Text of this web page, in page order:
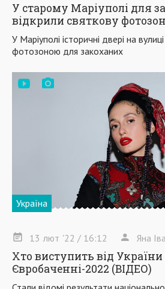
У старому Маріуполі для
відкрили святкову
У Маріуполі історичні двері на
фотозоною для закоханих
Україна
13 лют '22 / 16:12 Яна
Хто виступить від
Євробаченні-2022 (ВІДЕО)